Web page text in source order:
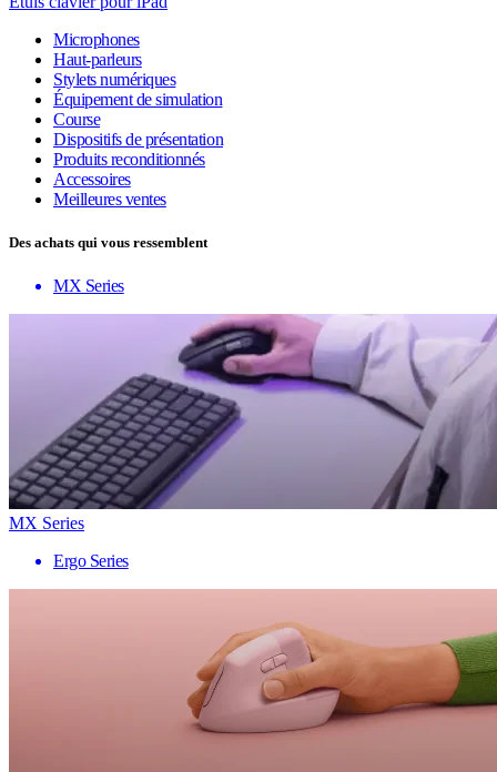
Microphones
Haut-parleurs
Stylets numériques
Équipement de simulation
Course
Dispositifs de présentation
Produits reconditionnés
Accessoires
Meilleures ventes
Des achats qui vous ressemblent
MX Series
MX Series
Ergo Series